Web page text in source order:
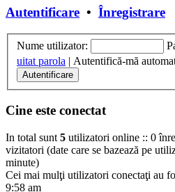
Autentificare • Înregistrare
Nume utilizator:
uitat parola | Autentifică-mă
Cine este conectat
In total sunt 5 utilizatori online :: 0
vizitatori (date care se bazează pe
minute)
Cei mai mulţi utilizatori conectaţi au
9:58 am